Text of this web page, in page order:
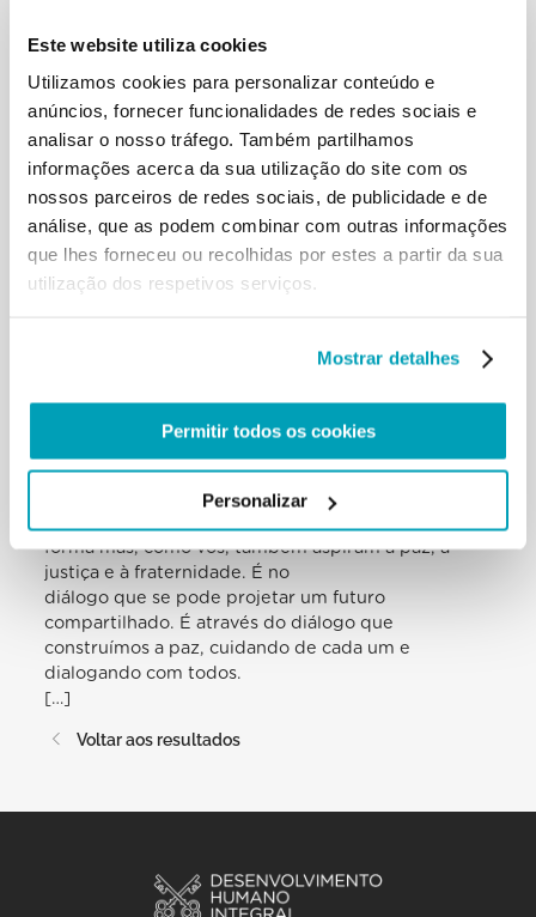
Este website utiliza cookies
Utilizamos cookies para personalizar conteúdo e
anúncios, fornecer funcionalidades de redes sociais e
analisar o nosso tráfego. Também partilhamos
informações acerca da sua utilização do site com os
nossos parceiros de redes sociais, de publicidade e de
análise, que as podem combinar com outras informações
que lhes forneceu ou recolhidas por estes a partir da sua
utilização dos respetivos serviços.
Mostrar detalhes
Permitir todos os cookies
Personalizar
na Política com p maiúsculo! — inclusive através da
participação no intercâmbio cultural. Ampliai o
vosso coração para alargar o
coração das vossas paróquias. Sede caminheiros da
fé, para encontrar todos,
receber todos, ouvir todos, abraçar todos. Cada
existência é uma vida amada pelo
Senhor; cada rosto nos mostra a Face de Cristo,
quem se sente ferido pela vida e do abandonado,
justiça social» (ibid., 201).
Procurai sem temor o diálogo
com quantos vivem ao vosso lado, inclusive com
forma mas, como vós, também aspiram à paz, à
justiça e à fraternidade. É no
diálogo que se pode projetar um futuro
compartilhado. É através do diálogo que
construímos a paz, cuidando de cada um e
dialogando com todos.
[…]
Voltar aos resultados